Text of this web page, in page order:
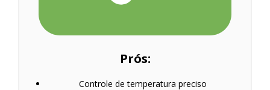
Prós:
Controle de temperatura preciso